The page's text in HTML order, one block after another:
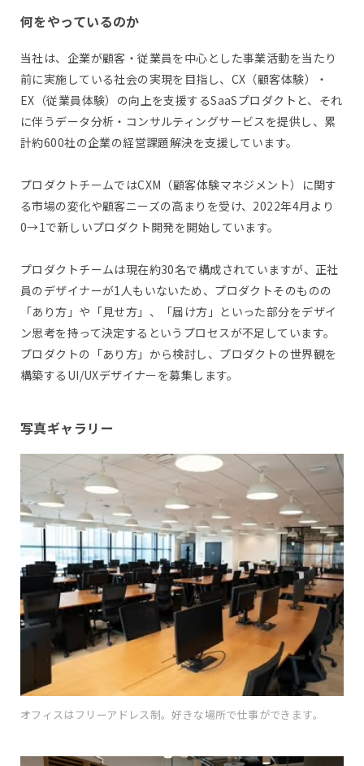
何をやっているのか
当社は、企業が顧客・従業員を中心とした事業活動を当たり
前に実施している社会の実現を目指し、CX（顧客体験）・
EX（従業員体験）の向上を支援するSaaSプロダクトと、それ
に伴うデータ分析・コンサルティングサービスを提供し、累
計約600社の企業の経営課題解決を支援しています。
プロダクトチームではCXM（顧客体験マネジメント）に関す
る市場の変化や顧客ニーズの高まりを受け、2022年4月より
0→1で新しいプロダクト開発を開始しています。
プロダクトチームは現在約30名で構成されていますが、正社
員のデザイナーが1人もいないため、プロダクトそのものの
「あり方」や「見せ方」、「届け方」といった部分をデザイ
ン思考を持って決定するというプロセスが不足しています。
プロダクトの「あり方」から検討し、プロダクトの世界観を
構築するUI/UXデザイナーを募集します。
写真ギャラリー
オフィスはフリーアドレス制。好きな場所で仕事ができます。